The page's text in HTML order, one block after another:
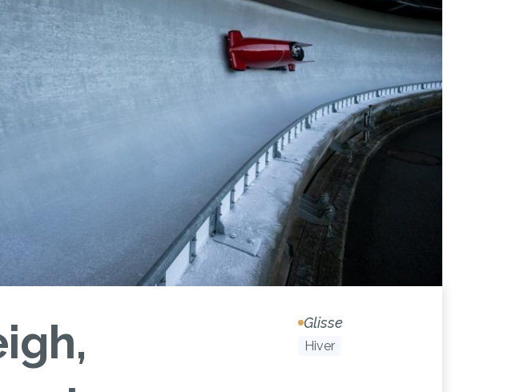
Glisse
Hiver